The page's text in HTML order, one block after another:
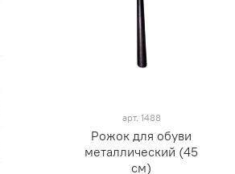
арт. 1488
Рожок для обуви
металлический (45
см)